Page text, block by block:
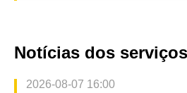
Notícias dos
2026-08-07 16:00